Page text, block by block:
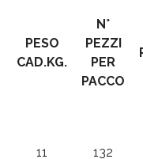
PESO
CAD.KG.
N°
PEZZI
PER
PACCO
11 132